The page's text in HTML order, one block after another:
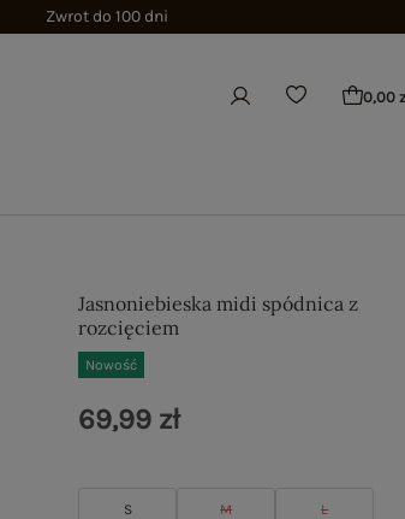
Zwrot do 100 dni
0,00
Jasnoniebieska midi spódnica z
rozcięciem
Nowość
S M L
69,99 zł